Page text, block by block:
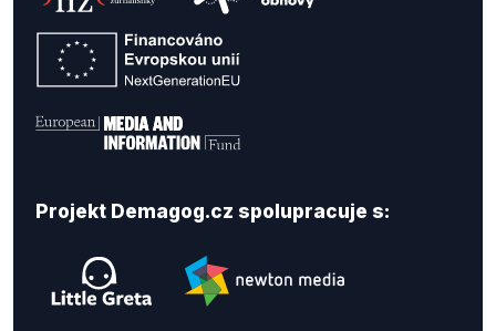
Projekt Demagog.cz spolupracuje s: